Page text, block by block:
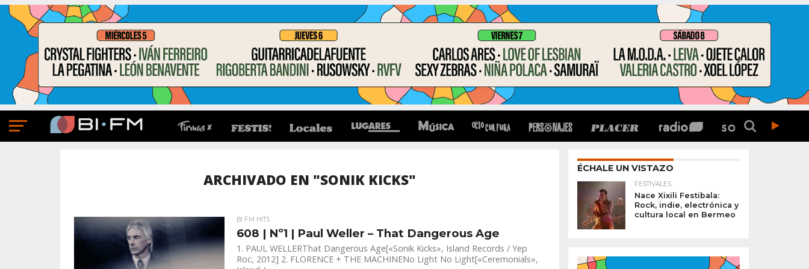
ARCHIVADO EN "SONIK KICKS"
BI FM HITS
608 | Nº1 | Paul Weller – That Dangerous Age
1. PAUL WELLERThat Dangerous Age[«Sonik Kicks», Island Records / Yep
Roc, 2012] 2. FLORENCE + THE MACHINENo Light No Light[«Ceremonials»,
ÉCHALE UN VISTAZO
FESTIVALES
Nace Xixili Festibala:
Rock, indie, electrónica y
cultura local en Bermeo